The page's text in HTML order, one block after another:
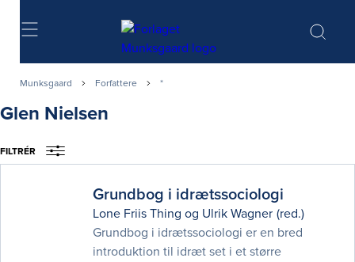
Søg
Munksgaard Forfattere *
Glen Nielsen
FILTRÉR
Grundbog i idrætssociologi
Lone Friis Thing og Ulrik Wagner (red.)
Grundbog i idrætssociologi er en bred
introduktion til idræt set i et større